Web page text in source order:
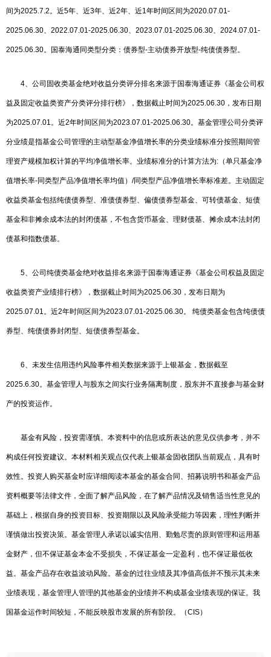
间为2025.7.2。近5年、近3年、近2年、近1年时间区间为2020.07.01-
2025.06.30、2022.07.01-2025.06.30、2023.07.01-2025.06.30、2024.07.01-
2025.06.30。国泰海通同类型分类：债券型-主动债券开放型-纯债债券型。
4、公司固收类基金绝对收益分类评分排名来源于国泰海通证券《基金公司权
益及固定收益类资产分类评分排行榜》，数据截止时间为2025.06.30，发布日期
为2025.07.01。近2年时间区间为2023.07.01-2025.06.30。基金管理公司分类评
分业绩是指基金公司管理的主动型基金净值增长率的分类业绩标准分按照期间管
理资产规模加权计算的平均净值增长率。业绩标准分的计算方法为:（单只基金净
值增长率-同类型产品净值增长率均值）/同类型产品净值增长率标准差。主动固定
收益类基金包括纯债债券型、准债债券型、偏债债券型基金、可转债基金、短债
基金和非摊余成本法的封闭债基，不包含货币基金、理财债基、摊余成本法封闭
债基和指数债基。
5、公司纯债类基金绝对收益排名来源于国泰海通证券《基金公司权益及固定
收益类资产业绩排行榜》，数据截止时间为2025.06.30，发布日期为
2025.07.01。近2年时间区间为2023.07.01-2025.06.30。 纯债类基金包含纯债债
券型、纯债债券封闭型、短债债券型基金。
6、未发生信用违约风险事件相关数据来源于上银基金，数据截至
2025.6.30。基金管理人与股东之间实行业务隔离制度，股东并不直接参与基金财
产的投资运作。
基金有风险，投资需谨慎。本资料中的信息或所表达的意见仅供参考，并不
构成任何投资建议。本材料相关观点仅代表上银基金固收团队当前观点，具有时
效性。投资人购买基金时应详细阅读本基金的基金合同、招募说明书和基金产品
资料概要等法律文件，全面了解产品风险，在了解产品情况及销售适当性意见的
基础上，根据自身的投资目标、投资期限以及风险承受能力等因素，理性判断并
谨慎做出投资决策。基金管理人承诺以诚实信用、勤勉尽责的原则管理和运用基
金财产，但不保证基金本金不受损失，不保证基金一定盈利，也不保证最低收
益。基金产品存在收益波动风险。基金的过往业绩及其净值高低并不预示其未来
业绩表现，基金管理人管理的其他基金的业绩并不构成基金业绩表现的保证。我
国基金运作时间较短，不能反映股市发展的所有阶段。（CIS）